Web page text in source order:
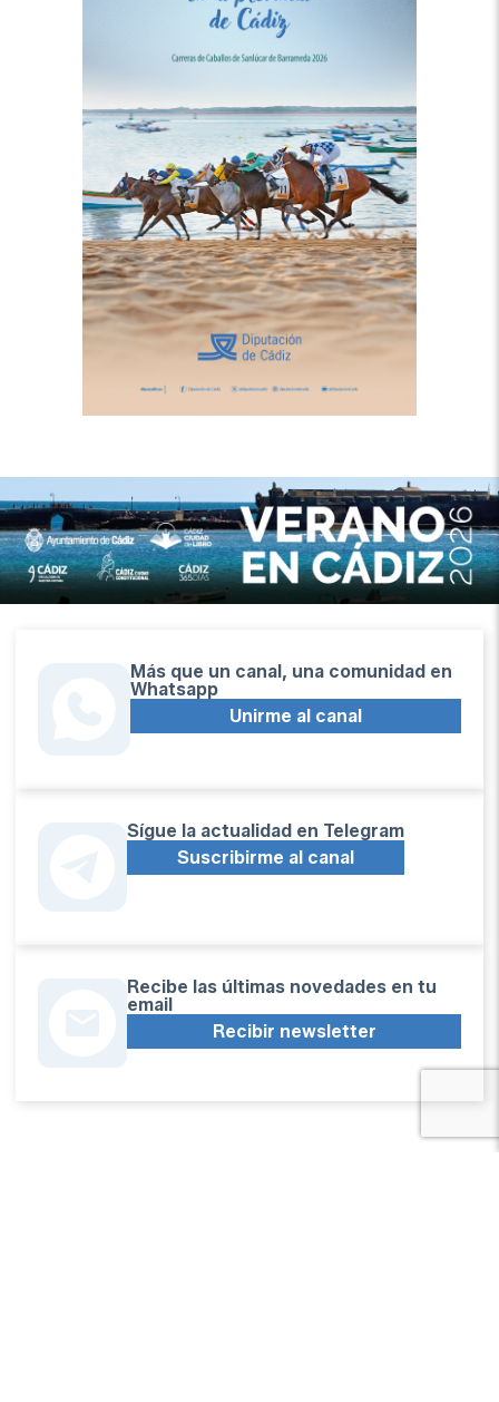
Más que un canal, una comunidad en
Whatsapp
Unirme al canal
Sígue la actualidad en Telegram
Suscribirme al canal
Recibe las últimas novedades en tu
email
Recibir newsletter